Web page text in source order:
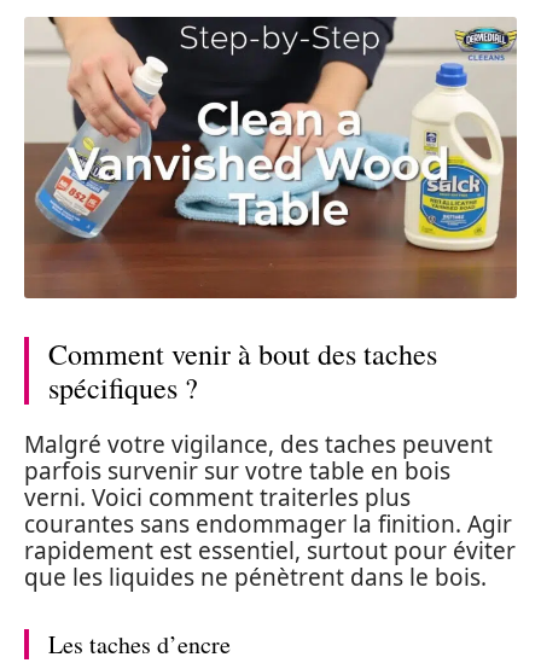
Comment venir à bout des taches
spécifiques ?
Malgré votre vigilance, des taches peuvent
parfois survenir sur votre table en bois
verni. Voici comment traiterles plus
courantes sans endommager la finition. Agir
rapidement est essentiel, surtout pour éviter
que les liquides ne pénètrent dans le bois.
Les taches d’encre